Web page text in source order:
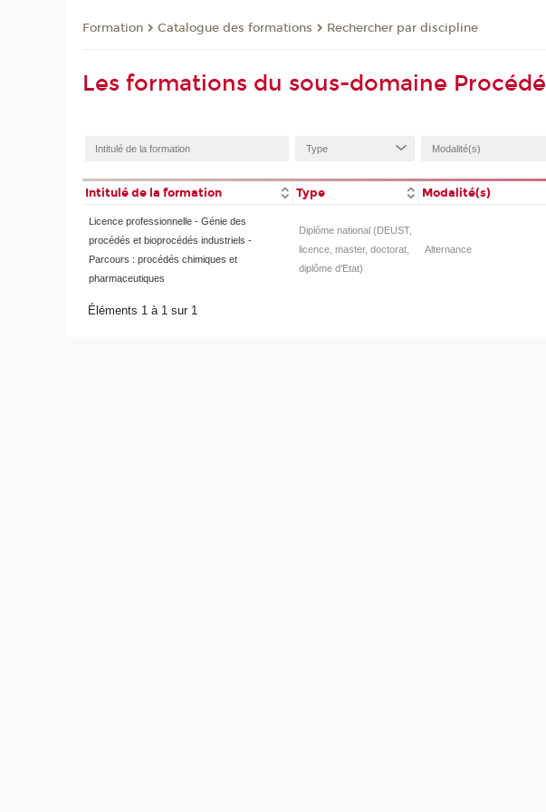
Formation Catalogue des formations Rechercher par discipline
Les formations du sous-domaine Procédé
Intitulé de la formation Type Modalité(s)
Licence professionnelle - Génie des
procédés et bioprocédés industriels -
Parcours : procédés chimiques et
pharmaceutiques
Diplôme national (DEUST,
licence, master, doctorat,
diplôme d'Etat)
Alternance
Éléments 1 à 1 sur 1